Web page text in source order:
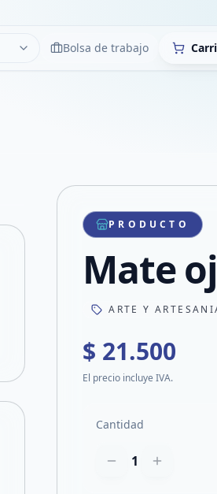
LimpiarBolsa de trabajo
Compartir producto
Compartir por WhatsApp
Compartir por mail
Compartir en Facebook
Compartir en X
PRODUCTO
Mate
ARTE Y
$ 21.500
El precio incluye IVA.
Cantidad
1